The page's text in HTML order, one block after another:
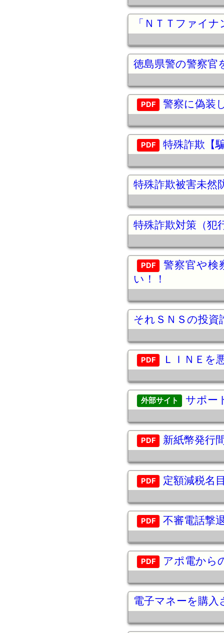
「ＮＴＴファイ
徳島県警の警察官
警察に偽装
特殊詐欺【
特殊詐欺被害未然
特殊詐欺対策（犯
警察官や検
い！！
それＳＮＳの投資
ＬＩＮＥを
サポー
新紙幣発行
定額減税名
不審電話撃
アポ電から
電子マネーを購入